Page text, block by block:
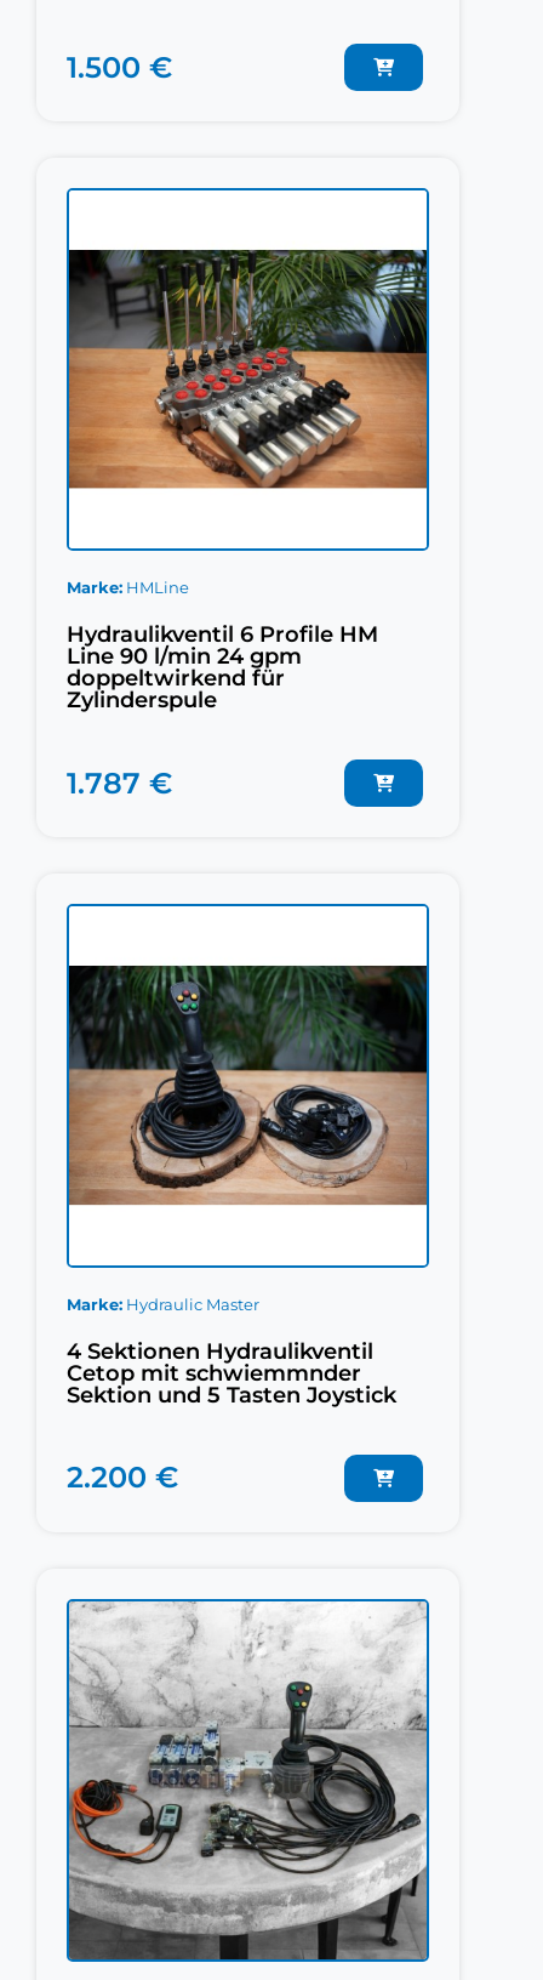
1.500 €
Marke HMLine
Hydraulikventil 6 Profile HM
Line 90 l/min 24 gpm
doppeltwirkend für
Zylinderspule
1.787 €
Marke Hydraulic Master
4 Sektionen Hydraulikventil
Cetop mit schwiemmnder
Sektion und 5 Tasten Joystick
2.200 €